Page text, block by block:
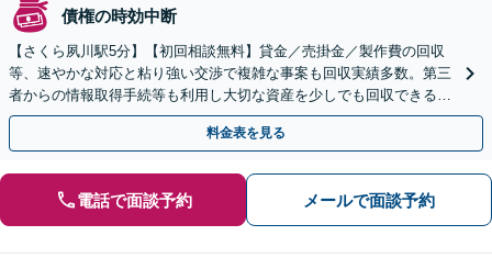
債権の時効中断
【さくら夙川駅5分】【初回相談無料】貸金／売掛金／製作費の回収
等、速やかな対応と粘り強い交渉で複雑な事案も回収実績多数。第三
者からの情報取得手続等も利用し大切な資産を少しでも回収できるよ
う尽力します【フリーランス・個人事業主のご相談も対応】
料金表を見る
電話で面談予約 メールで面談予約